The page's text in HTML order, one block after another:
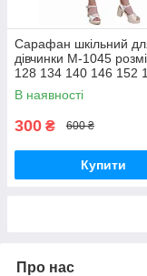
Сарафан шкільний
дівчинки М-1045
128 134 140 146 152
чорний тм
В наявності
300 ₴ 600 ₴
Купити
Про нас